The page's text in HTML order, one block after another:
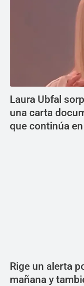
Laura Ubfal
una carta
que continúa
Rige un alerta
mañana y